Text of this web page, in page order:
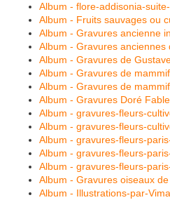
Album - flore-addisonia-suite-
Album - Fruits sauvages ou
Album - Gravures ancienne
Album - Gravures anciennes
Album - Gravures de
Album - Gravures de
Album - Gravures de
Album - Gravures Doré
Album - gravures-fleurs-
Album - gravures-fleurs-
Album - gravures-fleurs-
Album - gravures-fleurs-
Album - gravures-fleurs-
Album - Gravures oiseaux
Album - Illustrations-par-